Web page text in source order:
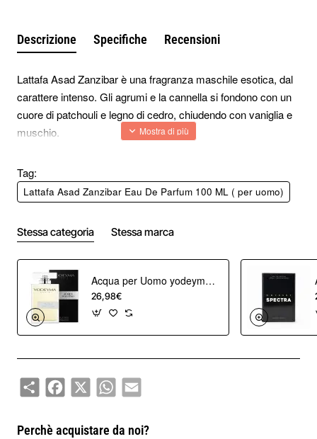
Descrizione Specifiche Recensioni
Lattafa Asad Zanzibar è una fragranza maschile esotica, dal
carattere intenso. Gli agrumi e la cannella si fondono con un
cuore di patchouli e legno di cedro, chiudendo con vaniglia e
muschio.
Piramide Olfattiva:
Note di testa:Agrumi, cannella
Note di cuore:Patchouli, cedro
Viaggia con stile: lasciati trasportare dalla forza di Asad
Zanzibar!
Tag:
Lattafa Asad Zanzibar Eau De Parfum 100 ML ( per uomo)
Stessa categoria Stessa marca
Acqua per Uomo yodeyma eau de parfum 100 ml
26,98€
ShareFacebook
X WhatsAppEmail
Perchè acquistare da noi?